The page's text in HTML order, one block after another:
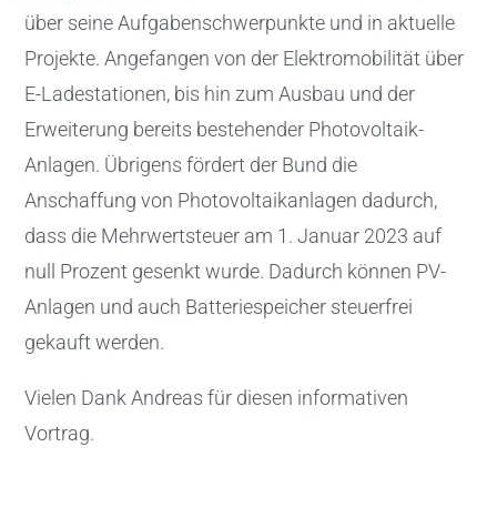
über seine Aufgabenschwerpunkte und in aktuelle
Projekte. Angefangen von der Elektromobilität über
E-Ladestationen, bis hin zum Ausbau und der
Erweiterung bereits bestehender Photovoltaik-
Anlagen. Übrigens fördert der Bund die
Anschaffung von Photovoltaikanlagen dadurch,
dass die Mehrwertsteuer am 1. Januar 2023 auf
null Prozent gesenkt wurde. Dadurch können PV-
Anlagen und auch Batteriespeicher steuerfrei
gekauft werden.
Vielen Dank Andreas für diesen informativen
Vortrag.